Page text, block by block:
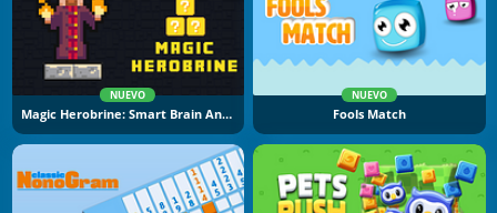
NUEVO
Magic Herobrine: Smart Brain And Puzzle Quest
NUEVO
Fools Match